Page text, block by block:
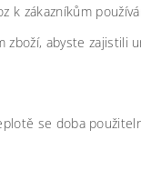
k zákazníkům
abyste zajistili
se doba